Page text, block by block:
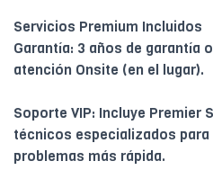
Servicios Premium Incluidos
Garantía: 3 años de garantía
atención Onsite (en el lugar).
Soporte VIP: Incluye
técnicos especializados
problemas más rápida.